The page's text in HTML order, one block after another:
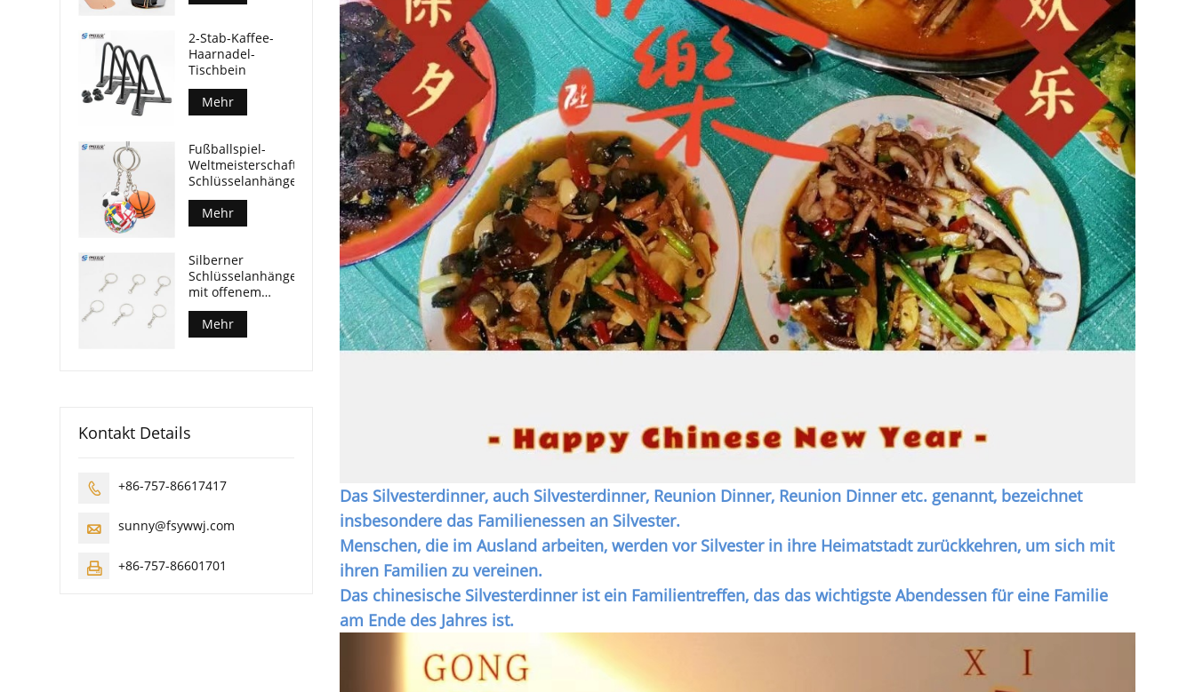
Das Silvesterdinner, auch Silvesterdinner, Reunion Dinner, Reunion Dinner etc. genannt, bezeichnet
insbesondere das Familienessen an Silvester.
Menschen, die im Ausland arbeiten, werden vor Silvester in ihre Heimatstadt zurückkehren, um sich mit
ihren Familien zu vereinen.
Das chinesische Silvesterdinner ist ein Familientreffen, das das wichtigste Abendessen für eine Familie
am Ende des Jahres ist.
2-Stab-Kaffee-
Haarnadel-
Tischbein
Mehr
Fußballspiel-
Weltmeisterschaft
Schlüsselanhänger
Mehr
Silberner
Schlüsselanhänger
mit offenem
Biegering
Mehr
Kontakt Details
 +86-757-86617417
 sunny@fsywwj.com
 +86-757-86601701